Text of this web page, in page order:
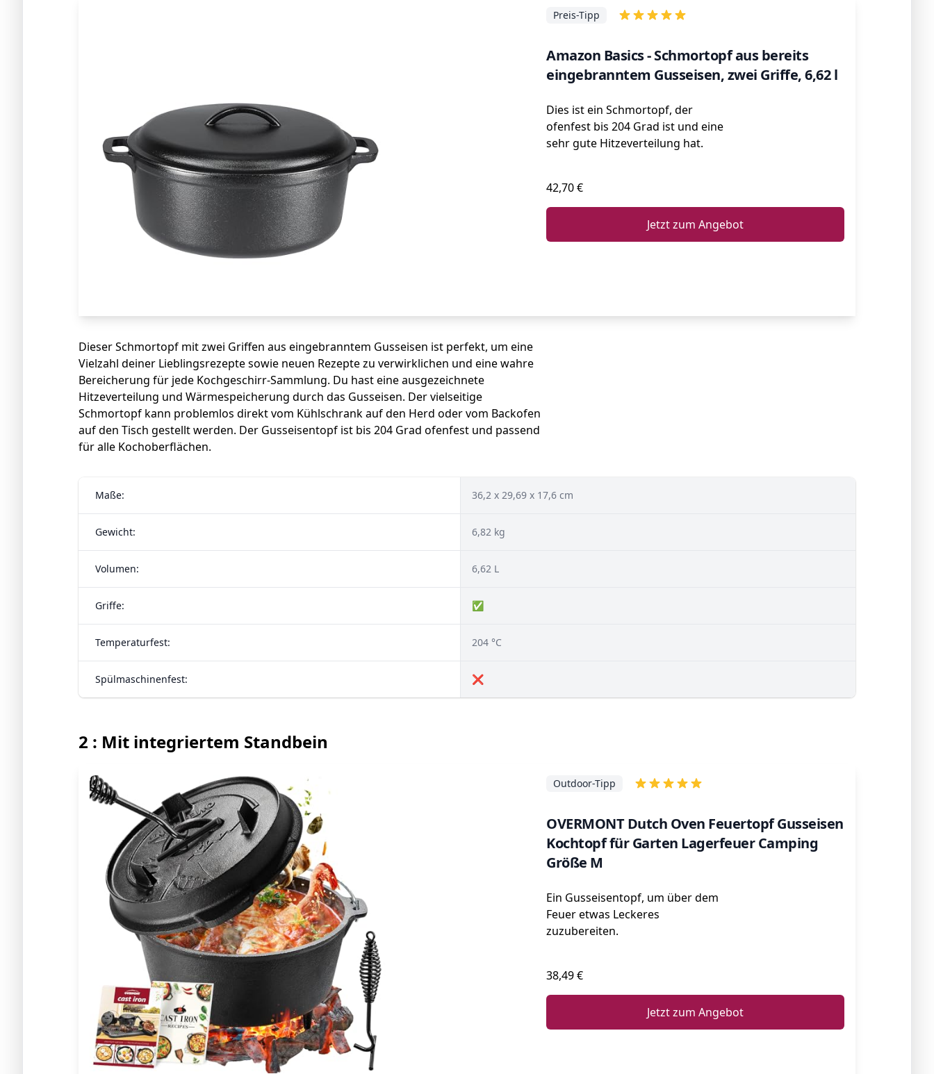
Amazon Basics - Schmortopf aus bereits
eingebranntem Gusseisen, zwei Griffe, 6,62 l
Preis-Tipp
Dies ist ein Schmortopf, der
ofenfest bis 204 Grad ist und eine
sehr gute Hitzeverteilung hat.
42,70 €
Jetzt zum Angebot
Dieser Schmortopf mit zwei Griffen aus eingebranntem Gusseisen ist perfekt, um eine
Vielzahl deiner Lieblingsrezepte sowie neuen Rezepte zu verwirklichen und eine wahre
Bereicherung für jede Kochgeschirr-Sammlung. Du hast eine ausgezeichnete
Hitzeverteilung und Wärmespeicherung durch das Gusseisen. Der vielseitige
Schmortopf kann problemlos direkt vom Kühlschrank auf den Herd oder vom Backofen
auf den Tisch gestellt werden. Der Gusseisentopf ist bis 204 Grad ofenfest und passend
für alle Kochoberflächen.
Maße: ‎36,2 x 29,69 x 17,6 cm
Gewicht: 6,82 kg
Volumen: 6,62 L
Griffe: ✅
Temperaturfest: 204 °C
Spülmaschinenfest: ❌
2 : Mit integriertem Standbein
OVERMONT Dutch Oven Feuertopf Gusseisen
Kochtopf für Garten Lagerfeuer Camping
Größe M
Outdoor-Tipp
Ein Gusseisentopf, um über dem
Feuer etwas Leckeres
zuzubereiten.
38,49 €
Jetzt zum Angebot